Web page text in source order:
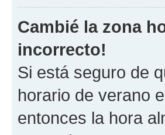
Cambié la zona
incorrecto!
Si está seguro de
horario de verano
entonces la hora